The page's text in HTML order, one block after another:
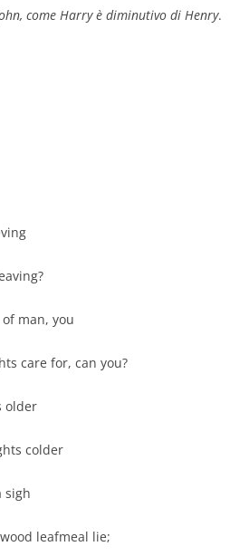
come Harry è diminutivo di Henry.
man, you
care for, can you?
older
colder
sigh
leafmeal lie;